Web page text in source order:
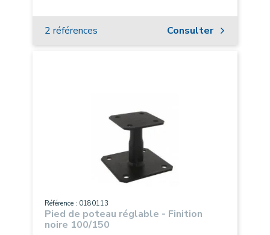
2 références Consulter
Référence : 0180113
Pied de poteau réglable - Finition
noire 100/150